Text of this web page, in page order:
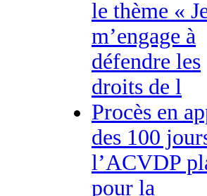
le thème «
m’engage à
défendre les
droits de l
Procès en
des 100
l’ACVDP
pour la